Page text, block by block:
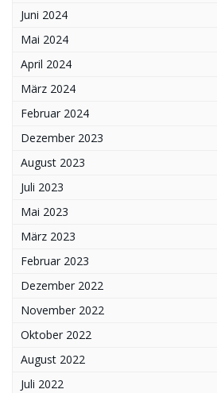
Juni 2024
Mai 2024
April 2024
März 2024
Februar 2024
Dezember 2023
August 2023
Juli 2023
Mai 2023
März 2023
Februar 2023
Dezember 2022
November 2022
Oktober 2022
August 2022
Juli 2022